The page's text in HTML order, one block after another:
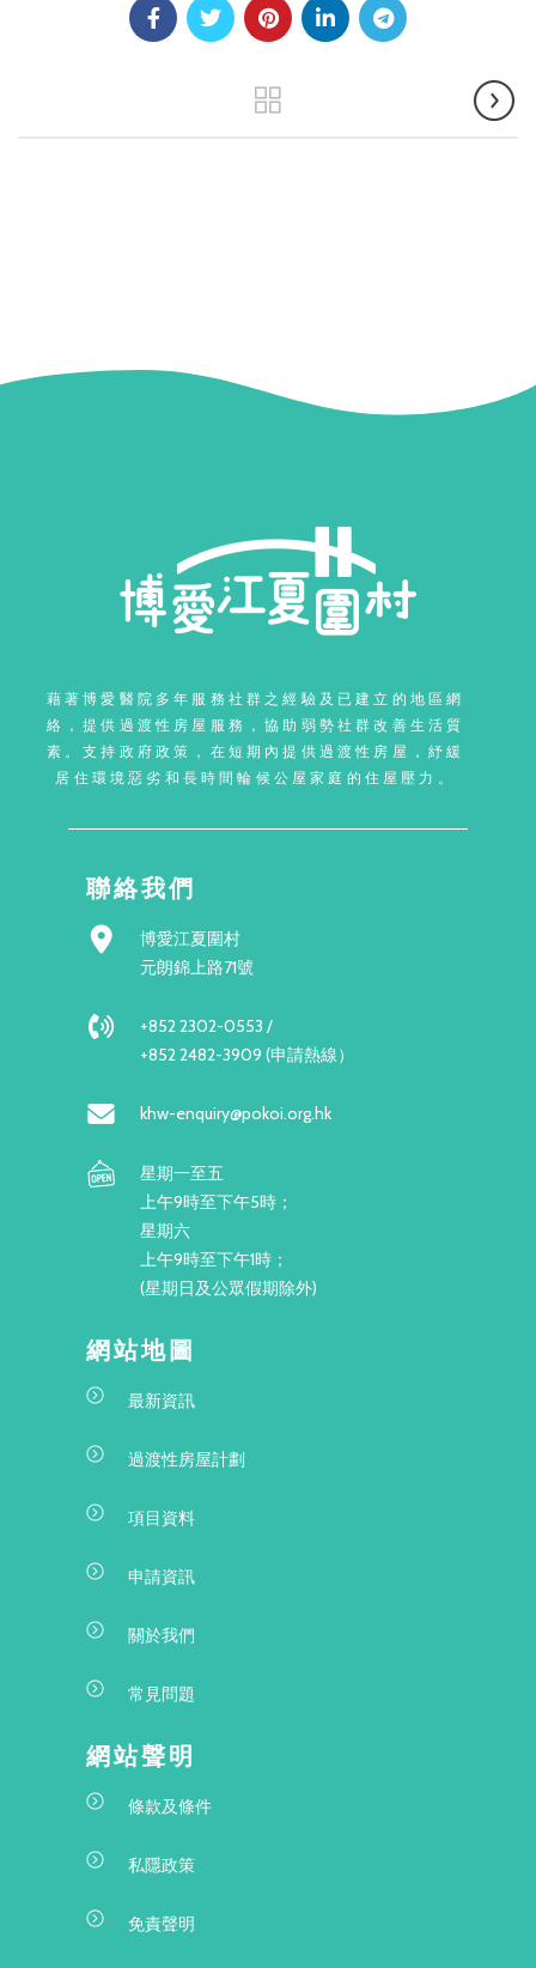
藉著博愛醫院多年服務社群之經驗及已建立的地區網
絡，提供過渡性房屋服務，協助弱勢社群改善生活質
素。支持政府政策，在短期內提供過渡性房屋，紓緩
居住環境惡劣和長時間輪候公屋家庭的住屋壓力。
聯絡我們
博愛江夏圍村
元朗錦上路71號
+852 2302-0553 /
+852 2482-3909 (申請熱線）
khw-enquiry@pokoi.org.hk
星期一至五
上午9時至下午5時；
星期六
上午9時至下午1時；
(星期日及公眾假期除外)
網站地圖
最新資訊
過渡性房屋計劃
項目資料
申請資訊
關於我們
常見問題
網站聲明
條款及條件
私隱政策
免責聲明